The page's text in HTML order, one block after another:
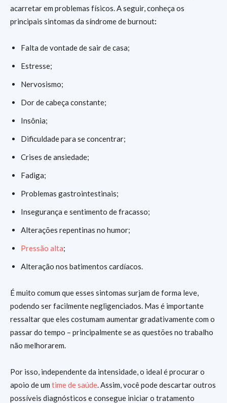
acarretar em problemas físicos. A seguir, conheça os
principais sintomas da síndrome de burnout:
Falta de vontade de sair de casa;
Estresse;
Nervosismo;
Dor de cabeça constante;
Insônia;
Dificuldade para se concentrar;
Crises de ansiedade;
Fadiga;
Problemas gastrointestinais;
Insegurança e sentimento de fracasso;
Alterações repentinas no humor;
Pressão alta;
Alteração nos batimentos cardíacos.
É muito comum que esses sintomas surjam de forma leve,
podendo ser facilmente negligenciados. Mas é importante
ressaltar que eles costumam aumentar gradativamente com o
passar do tempo – principalmente se as questões no trabalho
não melhorarem.
Por isso, independente da intensidade, o ideal é procurar o
apoio de um time de saúde. Assim, você pode descartar outros
possíveis diagnósticos e consegue iniciar o tratamento